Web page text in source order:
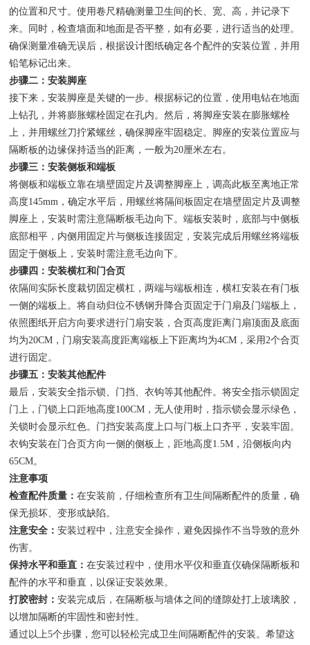
的位置和尺寸。使用卷尺精确测量卫生间的长、宽、高，并记录下
来。同时，检查墙面和地面是否平整，如有必要，进行适当的处理。
确保测量准确无误后，根据设计图纸确定各个配件的安装位置，并用
铅笔标记出来。
步骤二：安装脚座
接下来，安装脚座是关键的一步。根据标记的位置，使用电钻在地面
上钻孔，并将膨胀螺栓固定在孔内。然后，将脚座安装在膨胀螺栓
上，并用螺丝刀拧紧螺丝，确保脚座牢固稳定。脚座的安装位置应与
隔断板的边缘保持适当的距离，一般为20厘米左右。
步骤三：安装侧板和端板
将侧板和端板立靠在墙壁固定片及调整脚座上，调高此板至离地正常
高度145mm，确定水平后，用螺丝将隔间板固定在墙壁固定片及调整
脚座上，安装时需注意隔断板毛边向下。端板安装时，底部与中侧板
底部相平，内侧用固定片与侧板连接固定，安装完成后用螺丝将端板
固定于侧板上，安装时需注意毛边向下。
步骤四：安装横杠和门合页
依隔间实际长度裁切固定横杠，两端与端板相连，横杠安装在有门板
一侧的端板上。将自动归位不锈钢升降合页固定于门扇及门端板上，
依照图纸开启方向要求进行门扇安装，合页高度距离门扇顶面及底面
均为20CM，门扇安装高度距离端板上下距离均为4CM，采用2个合页
进行固定。
步骤五：安装其他配件
最后，安装安全指示锁、门挡、衣钩等其他配件。将安全指示锁固定
门上，门锁上口距地高度100CM，无人使用时，指示锁会显示绿色，
关锁时会显示红色。门挡安装高度上口与门板上口齐平，安装牢固。
衣钩安装在门合页方向一侧的侧板上，距地高度1.5M，沿侧板向内
65CM。
注意事项
检查配件质量：在安装前，仔细检查所有卫生间隔断配件的质量，确
保无损坏、变形或缺陷。
注意安全：安装过程中，注意安全操作，避免因操作不当导致的意外
伤害。
保持水平和垂直：在安装过程中，使用水平仪和垂直仪确保隔断板和
配件的水平和垂直，以保证安装效果。
打胶密封：安装完成后，在隔断板与墙体之间的缝隙处打上玻璃胶，
以增加隔断的牢固性和密封性。
通过以上5个步骤，您可以轻松完成卫生间隔断配件的安装。希望这